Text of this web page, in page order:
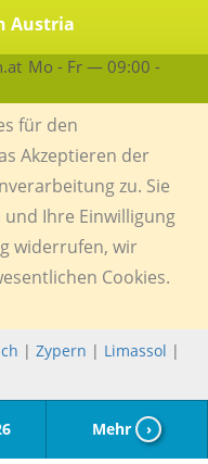
Austria
Mo - Fr — 09:00 -
für den
Akzeptieren der
zu. Sie
und Ihre Einwilligung
widerrufen, wir
Cookies.
| Zypern | Limassol |
Mehr ›